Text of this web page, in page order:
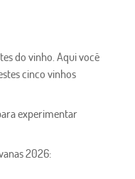
do vinho. Aqui você
cinco vinhos
experimentar
2026: